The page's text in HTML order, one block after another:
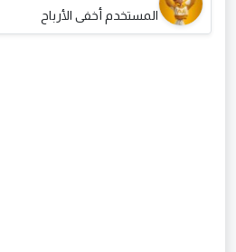
المستخدم أخفى الأرباح